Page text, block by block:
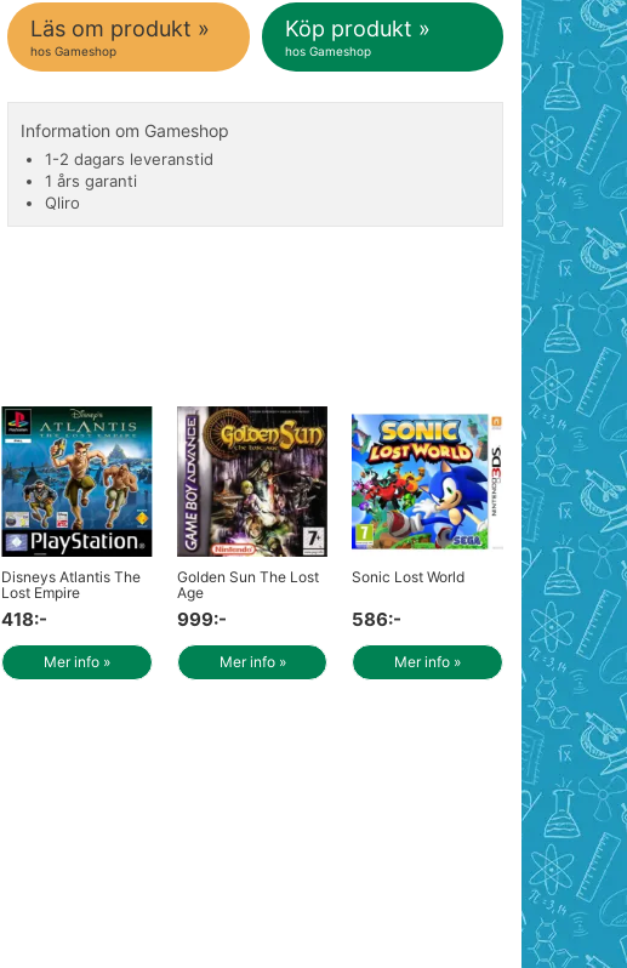
Läs om produkt »
hos Gameshop
Köp produkt »
hos Gameshop
Information om Gameshop
1-2 dagars leveranstid
1 års garanti
Qliro
Disneys Atlantis The
Lost Empire
418:-
Mer info »
Golden Sun The Lost
Age
999:-
Mer info »
Sonic Lost World
586:-
Mer info »